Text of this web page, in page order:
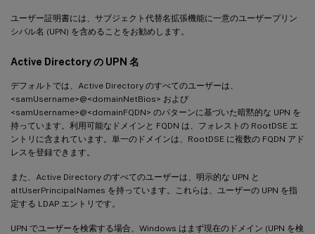
ユーザー証明書には、サブジェクト代替名拡張機能に一意のユーザープリン
シパル名 (UPN) を含めることをお勧めします。
Active Directory の UPN 名
デフォルトでは、Active Directory のすべてのユーザーは、
<samUsername>@<domainNetBios> および
<samUsername>@<domainFQDN> のパターンに基づいた暗黙的な UPN を
持っています。利用可能なドメインと FQDN は、フォレストの RootDSE エ
ントリに含まれています。単一のドメインは、RootDSE に複数の FQDN アド
レスを登録できます。
また、Active Directory のすべてのユーザーは、明示的な UPN と
altUserPrincipalNames を持っています。これらは、ユーザーの UPN を指
定する LDAP エントリです。
UPN でユーザーを検索する場合、Windows はまず現在のドメイン (UPN を検